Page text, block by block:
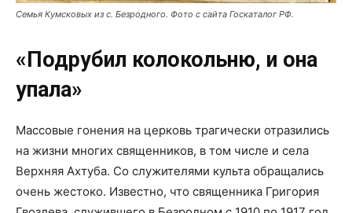
Семья Кумсковых из с. Безродного. Фото с сайта Госкаталог РФ.
«Подрубил колокольню, и она
упала»
Массовые гонения на церковь трагически отразились
на жизни многих священников, в том числе и села
Верхняя Ахтуба. Со служителями культа обращались
очень жестоко. Известно, что священника Григория